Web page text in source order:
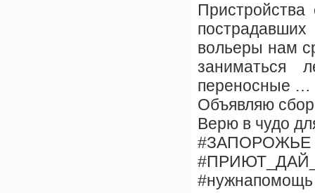
вольеры нам
заниматься
переносные …
Объявляю
Верю в чудо
#ЗАПОРОЖЬЕ
#нужнапомощь